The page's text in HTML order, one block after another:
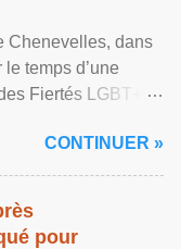
Chenevelles, dans
temps d’une
Fiertés LGBT+
CONTINUER »
pour